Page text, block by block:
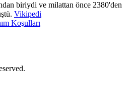
biriydi ve milattan önce 2380'den
Vikipedi
Koşulları